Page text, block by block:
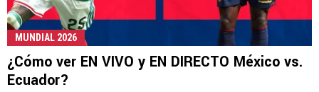
MUNDIAL 2026
¿Cómo ver EN VIVO y EN DIRECTO México vs.
Ecuador?